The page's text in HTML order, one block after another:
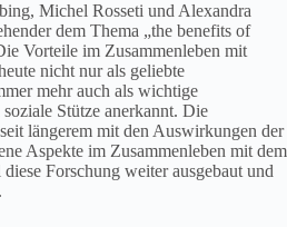
Michel Rosseti und Alexandra
dem Thema „the benefits of
Vorteile im Zusammenleben mit
nicht nur als geliebte
mehr auch als wichtige
Stütze anerkannt. Die
längerem mit den Auswirkungen der
Aspekte im Zusammenleben mit dem
Forschung weiter ausgebaut und